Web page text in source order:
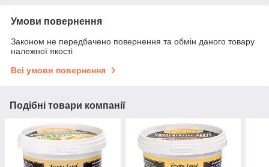
Умови повернення
Законом не передбачено повернення та обмін даного товару
належної якості
Всі умови повернення
Подібні товари компанії